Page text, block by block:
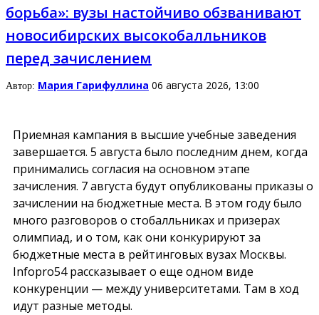
борьба»: вузы настойчиво обзванивают
новосибирских высокобалльников
перед зачислением
Автор: Мария Гарифуллина 06 августа 2026, 13:00
Приемная кампания в высшие учебные заведения
завершается. 5 августа было последним днем, когда
принимались согласия на основном этапе
зачисления. 7 августа будут опубликованы приказы о
зачислении на бюджетные места. В этом году было
много разговоров о стобалльниках и призерах
олимпиад, и о том, как они конкурируют за
бюджетные места в рейтинговых вузах Москвы.
Infopro54рассказывает о еще одном виде
конкуренции — между университетами. Там в ход
идут разные методы.